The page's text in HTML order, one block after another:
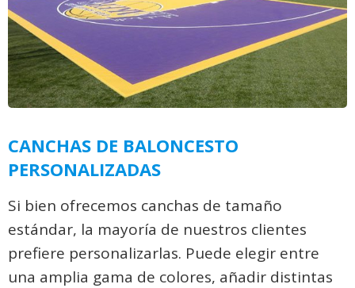
CANCHAS DE BALONCESTO
PERSONALIZADAS
Si bien ofrecemos canchas de tamaño
estándar, la mayoría de nuestros clientes
prefiere personalizarlas. Puede elegir entre
una amplia gama de colores, añadir distintas